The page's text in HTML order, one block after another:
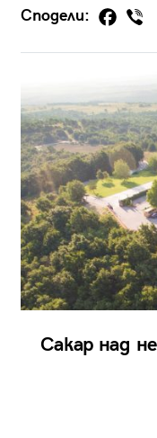
Сподели:
Сакар над